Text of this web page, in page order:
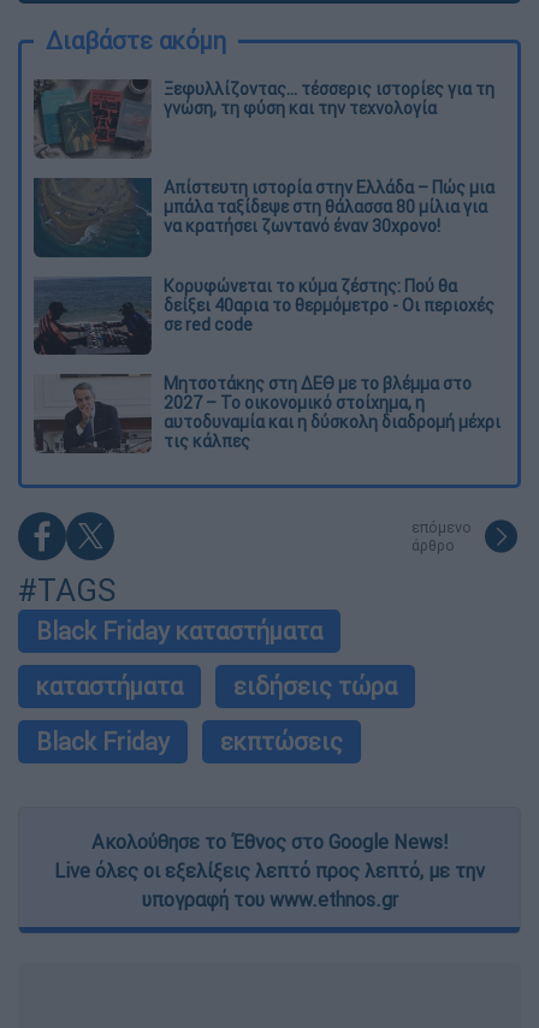
Διαβάστε ακόμη
Ξεφυλλίζοντας... τέσσερις ιστορίες για τη
γνώση, τη φύση και την τεχνολογία
Απίστευτη ιστορία στην Ελλάδα – Πώς μια
μπάλα ταξίδεψε στη θάλασσα 80 μίλια για
να κρατήσει ζωντανό έναν 30χρονο!
Κορυφώνεται το κύμα ζέστης: Πού θα
δείξει 40αρια το θερμόμετρο - Οι περιοχές
σε red code
Μητσοτάκης στη ΔΕΘ με το βλέμμα στο
2027 – Το οικονομικό στοίχημα, η
αυτοδυναμία και η δύσκολη διαδρομή μέχρι
τις κάλπες
επόμενο
άρθρο
#TAGS
Black Friday καταστήματα
καταστήματα
ειδήσεις τώρα
Black Friday
εκπτώσεις
Ακολούθησε το Έθνος στο Google News!
Live όλες οι εξελίξεις λεπτό προς λεπτό, με την
υπογραφή του www.ethnos.gr